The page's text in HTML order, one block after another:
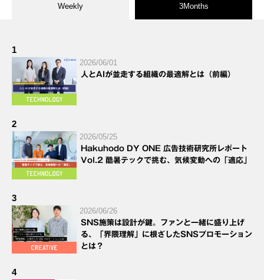
Weekly 3Months
1
2026/06/01
人とAIが並走する組織の最適解とは（前編）
2
2026/05/25
Hakuhodo DY ONE 広告技術研究所レポート
Vol.2 酷暑テックで挑む、気候変動への「適応」
3
2026/06/26
SNS施策は設計が鍵。ファンと一緒に盛り上げ
る、「界隈理解」に根ざしたSNSプロモーション
とは？
4